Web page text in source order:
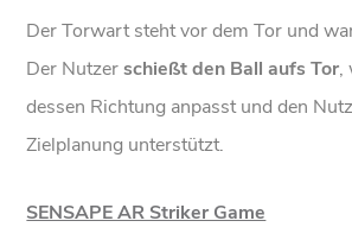
Der Torwart steht vor dem Tor und
Der Nutzerschießt den Ball aufs Tor,
dessen Richtung anpasst und den
Zielplanung unterstützt.
SENSAPE AR Striker Game